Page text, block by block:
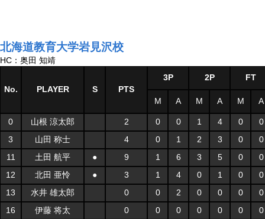
北海道教育大学岩見沢校
HC：奥田 知靖
No. PLAYER S PTS
3P 2P FT
M A M A M A
0 山根 涼太郎 2 0 0 1 4 0
0
3
山田 称士 4 0 1 2 3 0
0
11
土田 航平 ● 9 1 6 3 5 0
0
12
北田 亜怜 ● 3 1 4 0 1 0
0
13
水井 雄太郎 0 0 2 0 0 0
0
16
伊藤 将太 0 0 0 0 0 0
0